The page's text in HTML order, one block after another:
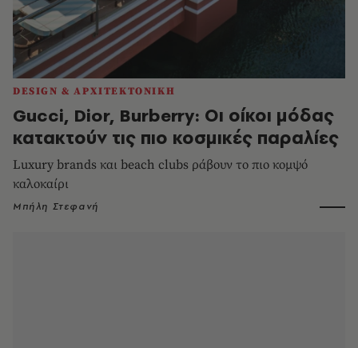
DESIGN & ΑΡΧΙΤΕΚΤΟΝΙΚΗ
Gucci, Dior, Burberry: Οι οίκοι μόδας
κατακτούν τις πιο κοσμικές παραλίες
Luxury brands και beach clubs ράβουν το πιο κομψό
καλοκαίρι
Μπήλη Στεφανή